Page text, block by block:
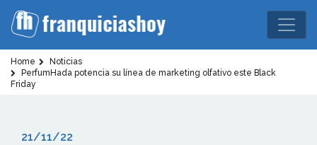
Home
Noticias
PerfumHada potencia su línea de marketing olfativo este Black
Friday
21/11/22